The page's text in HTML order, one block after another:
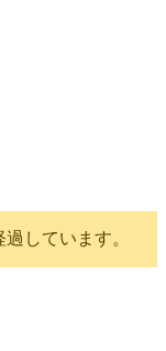
しています。